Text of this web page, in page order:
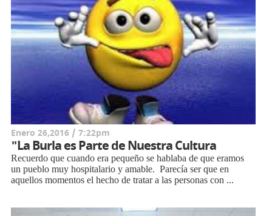
Enero 26,2016 / 7:22pm
"La Burla es Parte de Nuestra Cultura
Recuerdo que cuando era pequeño se hablaba de que eramos
un pueblo muy hospitalario y amable. Parecía ser que en
aquellos momentos el hecho de tratar a las personas con ...